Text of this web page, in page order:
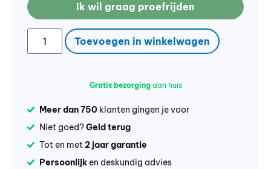
Ik wil graag proefrijden
Toevoegen in winkelwagen
Gratis bezorgingaan huis
Meer dan 750 klanten gingen je voor
Niet goed?Geld terug
Tot en met2 jaar garantie
Persoonlijk en deskundig advies